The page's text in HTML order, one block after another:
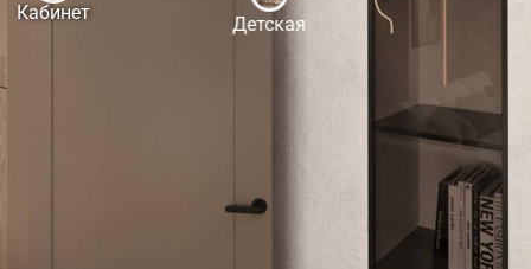
Кабинет
Детская